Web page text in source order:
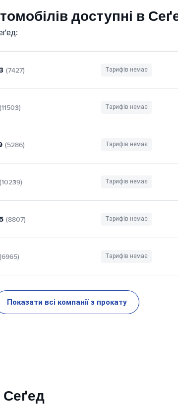
доступні в
(7427) Тарифів немає
(11503) Тарифів немає
(5286) Тарифів немає
(10239) Тарифів немає
(8807) Тарифів немає
(6965) Тарифів немає
Показати всі компанії з прокату
Сеґед